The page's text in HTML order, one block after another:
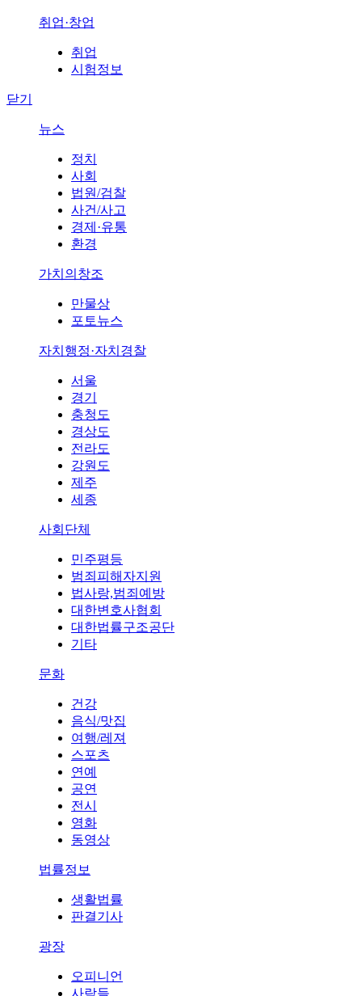
취업·창업
취업
시험정보
닫기
뉴스
정치
사회
법원/검찰
사건/사고
경제·유통
환경
가치의창조
만물상
포토뉴스
자치행정·자치경찰
서울
경기
충청도
경상도
전라도
강원도
제주
세종
사회단체
민주평등
범죄피해자지원
법사랑,범죄예방
대한변호사협회
대한법률구조공단
기타
문화
건강
음식/맛집
여행/레져
스포츠
연예
공연
전시
영화
동영상
법률정보
생활법률
판결기사
광장
오피니언
사람들